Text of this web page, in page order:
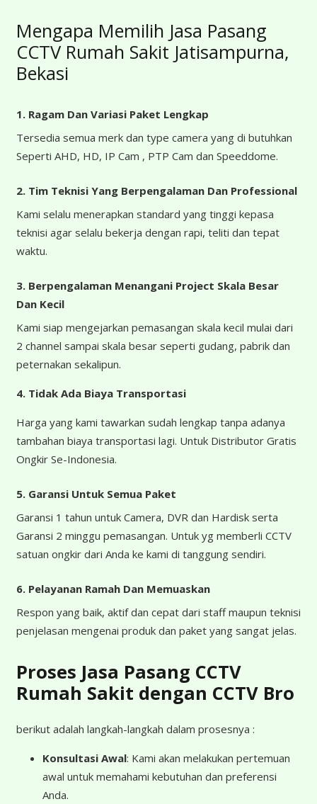
Mengapa Memilih Jasa Pasang
CCTV Rumah Sakit Jatisampurna,
Bekasi
1. Ragam Dan Variasi Paket Lengkap
Tersedia semua merk dan type camera yang di butuhkan
Seperti AHD, HD, IP Cam , PTP Cam dan Speeddome.
2. Tim Teknisi Yang Berpengalaman Dan Professional
Kami selalu menerapkan standard yang tinggi kepasa
teknisi agar selalu bekerja dengan rapi, teliti dan tepat
waktu.
3. Berpengalaman Menangani Project Skala Besar
Dan Kecil
Kami siap mengejarkan pemasangan skala kecil mulai dari
2 channel sampai skala besar seperti gudang, pabrik dan
peternakan sekalipun.
4. Tidak Ada Biaya Transportasi
Harga yang kami tawarkan sudah lengkap tanpa adanya
tambahan biaya transportasi lagi. Untuk Distributor Gratis
Ongkir Se-Indonesia.
5. Garansi Untuk Semua Paket
Garansi 1 tahun untuk Camera, DVR dan Hardisk serta
Garansi 2 minggu pemasangan. Untuk yg memberli CCTV
satuan ongkir dari Anda ke kami di tanggung sendiri.
6. Pelayanan Ramah Dan Memuaskan
Respon yang baik, aktif dan cepat dari staff maupun teknisi
penjelasan mengenai produk dan paket yang sangat jelas.
Proses Jasa Pasang CCTV
Rumah Sakit dengan CCTV Bro
berikut adalah langkah-langkah dalam prosesnya :
Konsultasi Awal: Kami akan melakukan pertemuan
awal untuk memahami kebutuhan dan preferensi
Anda.